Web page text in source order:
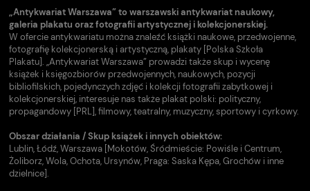
„Antykwariat Warszawa” to warszawski antykwariat naukowy,
galeria plakatu oraz fotografii artystycznej i kolekcjonerskiej.
W ofercie antykwariatu można znaleźć książki naukowe, przedwojenne,
fotografię kolekcjonerską i artystyczną, plakaty [Polska Szkoła
Plakatu]. „Antykwariat Warszawa” prowadzi także skup i wycenę
książek i księgozbiorów przedwojennych, naukowych, pozycji
bibliofilskich, pojedynczych zdjęć i kolekcji fotografii zabytkowej i
kolekcjonerskiej, interesuje nas także plakat polski: polityczny,
propagandowy [PRL], filmowy, teatralny, muzyczny, sportowy i cyrkowy.
Obszar działania / Skup książek i innych obiektów:
Lublin, Łódź, Warszawa [Mokotów, Śródmieście: Powiśle i Centrum,
Żoliborz, Wola, Ochota, Ursynów, Praga: Saska Kępa, Grochów i inne
dzielnice].